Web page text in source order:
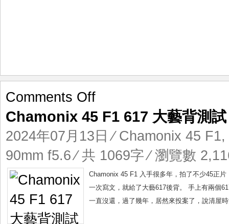
Comments Offon
45
617
藝
背
測
Chamonix 45 F1 617 大藝背測試
2024年07月13日 ⁄ Chamonix 45 F1,
90mm f5.6⁄ 共 1069字 ⁄ 瀏覽數
Chamonix 45 F1 入手很多年，拍了不少45正
一次寫文，就給了大藝617後背。 手上有兩個
一直沒還，過了幾年，居然來投案了，說清屋